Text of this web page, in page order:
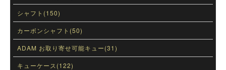
シャフト(150)
カーボンシャフト(50)
ADAM お取り寄せ可能キュー(31)
キューケース(122)